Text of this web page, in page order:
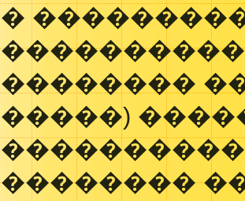
�
�������� ��
�����)
��������